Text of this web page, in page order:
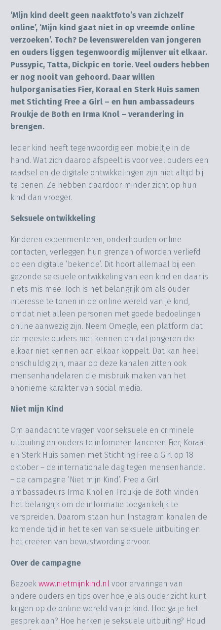
‘Mijn kind deelt geen naaktfoto’s van zichzelf
online’, ‘Mijn kind gaat niet in op vreemde online
verzoeken’. Toch? De levenswerelden van jongeren
en ouders liggen tegenwoordig mijlenver uit elkaar.
Pussypic, Tatta, Dickpic en torie. Veel ouders hebben
er nog nooit van gehoord. Daar willen
hulporganisaties Fier, Koraal en Sterk Huis samen
met Stichting Free a Girl – en hun ambassadeurs
Froukje de Both en Irma Knol – verandering in
brengen.
Ieder kind heeft tegenwoordig een mobieltje in de
hand. Wat zich daarop afspeelt is voor veel ouders een
raadsel en de digitale ontwikkelingen zijn niet altijd bij
te benen. Ze hebben daardoor minder zicht op hun
kind dan vroeger.
Seksuele ontwikkeling
Kinderen experimenteren, onderhouden online
contacten, verleggen hun grenzen of worden verliefd
op een digitale ‘bekende’. Dit hoort allemaal bij een
gezonde seksuele ontwikkeling van een kind en daar is
niets mis mee. Toch is het belangrijk om als ouder
interesse te tonen in de online wereld van je kind,
omdat niet alleen personen met goede bedoelingen
online aanwezig zijn. Neem Omegle, een platform dat
de meeste ouders niet kennen en dat jongeren die
elkaar niet kennen aan elkaar koppelt. Dat kan heel
onschuldig zijn, maar op deze kanalen zitten ook
mensenhandelaren die misbruik maken van het
anonieme karakter van social media.
Niet mijn Kind
Om aandacht te vragen voor seksuele en criminele
uitbuiting en ouders te infomeren lanceren Fier, Koraal
en Sterk Huis samen met Stichting Free a Girl op 18
oktober – de internationale dag tegen mensenhandel
– de campagne ‘Niet mijn Kind’. Free a Girl
ambassadeurs Irma Knol en Froukje de Both vinden
het belangrijk om de informatie toegankelijk te
verspreiden. Daarom staan hun Instagram kanalen de
komende tijd in het teken van seksuele uitbuiting en
het creëren van bewustwording ervoor.
Over de campagne
Bezoek www.nietmijnkind.nl voor ervaringen van
andere ouders en tips over hoe je als ouder zicht kunt
krijgen op de online wereld van je kind. Hoe ga je het
gesprek aan? Hoe herken je seksuele uitbuiting? Houd